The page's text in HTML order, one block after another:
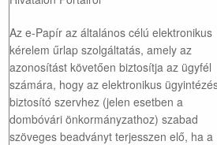
Az e-Papír az általános célú elektronikus
kérelem űrlap szolgáltatás, amely az
azonosítást követően biztosítja az ügyfél
számára, hogy az elektronikus
biztosító szervhez (jelen esetben a
dombóvári önkormányzathoz) szabad
szöveges beadványt terjesszen elő, ha a